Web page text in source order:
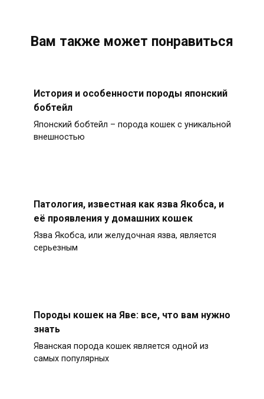
Вам также может понравиться
История и особенности породы японский
бобтейл
Японский бобтейл – порода кошек с уникальной
внешностью
Патология, известная как язва Якобса, и
её проявления у домашних кошек
Язва Якобса, или желудочная язва, является
серьезным
Породы кошек на Яве: все, что вам нужно
знать
Яванская порода кошек является одной из
самых популярных